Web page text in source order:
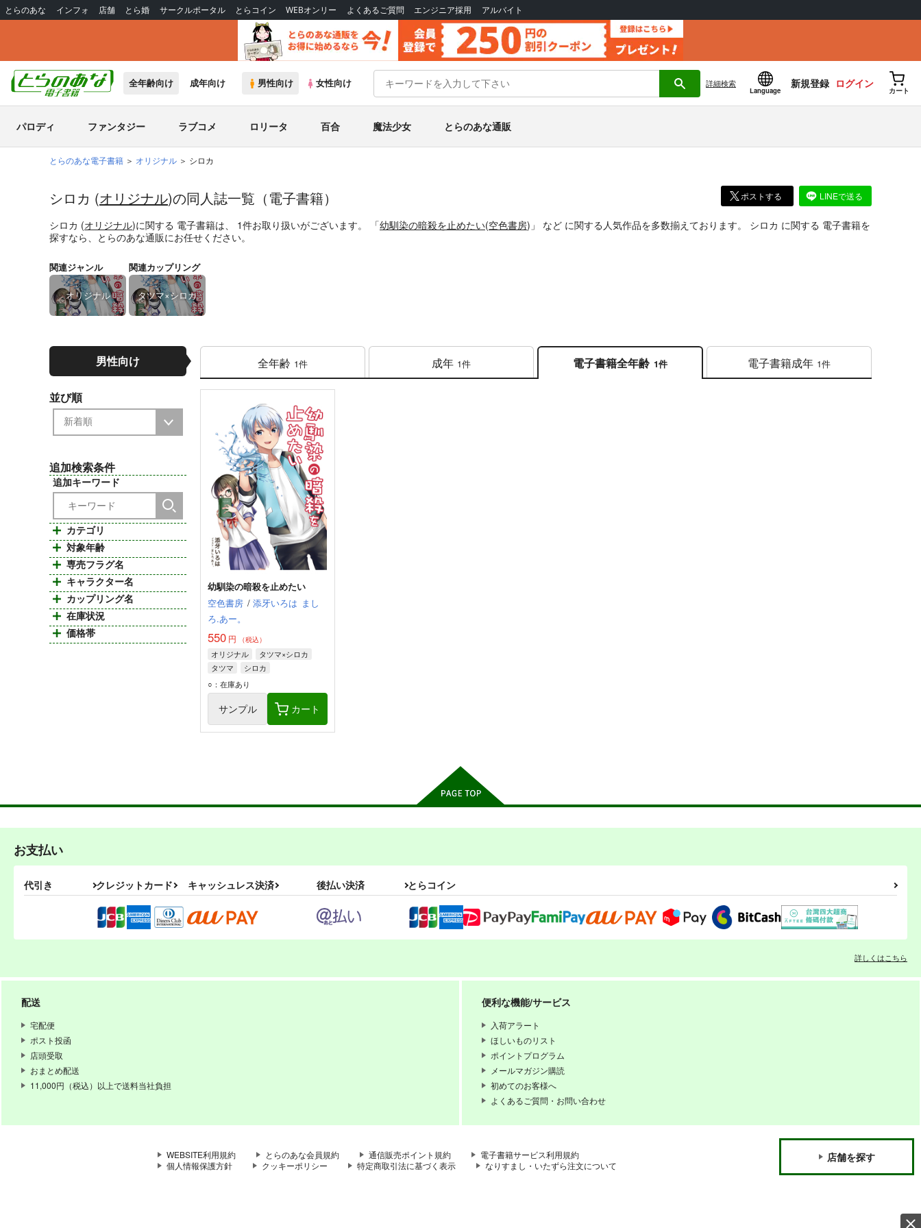
とらのあな インフォ 店舗 とら婚 サークルポータル とらコイン WEBオンリー よくあるご質問 エンジニア採用 アルバイト
全年齢向け 成年向け 男性向け 女性向け 詳細検索
Language
新規登録 ログイン
カート
パロディ ファンタジー ラブコメ ロリータ 百合 魔法少女 とらのあな通販
とらのあな電子書籍 オリジナル シロカ
ポストする LINEで送る
シロカ (オリジナル)の同人誌一覧（電子書籍）
シロカ (オリジナル)に関する 電子書籍は、 1件お取り扱いがございます。 「幼馴染の暗殺を止めたい(空色書房)」 など に関する人気作品を多数揃えております。 シロカ に関する 電子書籍を
探すなら、とらのあな通販にお任せください。
関連ジャンル
オリジナル
関連カップリング
タツマ×シロカ
男性向け
並び順
追加検索条件
追加キーワード
カテゴリ
対象年齢
専売フラグ名
キャラクター名
カップリング名
在庫状況
価格帯
全年齢 1件 成年 1件 電子書籍全年齢 1件 電子書籍成年 1件
幼馴染の暗殺を止めたい
空色書房 / 添牙いろは まし
ろ.あー。
550 円 （税込）
オリジナル
タツマ×シロカ
タツマ
シロカ
○：在庫あり
サンプル カート
お支払い
代引き クレジットカード キャッシュレス決済 後払い決済 とらコイン
詳しくはこちら
配送
宅配便
ポスト投函
店頭受取
おまとめ配送
11,000円（税込）以上で送料当社負担
便利な機能/サービス
入荷アラート
ほしいものリスト
ポイントプログラム
メールマガジン購読
初めてのお客様へ
よくあるご質問・お問い合わせ
WEBSITE利用規約 とらのあな会員規約 通信販売ポイント規約
電子書籍サービス利用規約
個人情報保護方針
クッキーポリシー 特定商取引法に基づく表示 なりすまし・いたずら注文について
店舗を探す